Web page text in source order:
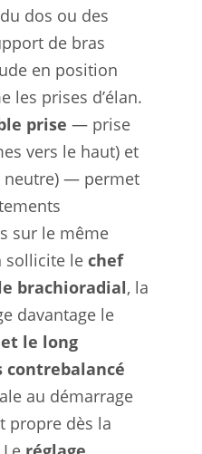
dos ou des
de bras
en position
les prises d’élan.
prise — prise
vers le haut) et
neutre) — permet
sur le même
sollicite le chef
brachioradial, la
davantage le
le long
contrebalancé
au démarrage
propre dès la